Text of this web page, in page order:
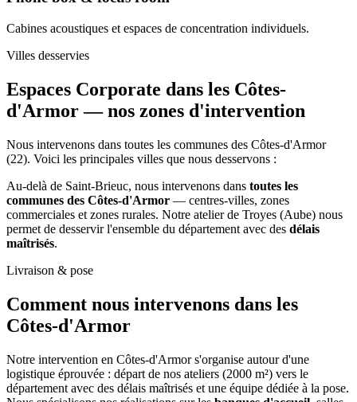
Cabines acoustiques et espaces de concentration individuels.
Villes desservies
Espaces Corporate dans les Côtes-
d'Armor —nos zones d'intervention
Nous intervenons dans toutes les communes des Côtes-d'Armor
(22). Voici les principales villes que nous desservons :
Au-delà de Saint-Brieuc, nous intervenons dans toutes les
communes des Côtes-d'Armor — centres-villes, zones
commerciales et zones rurales. Notre atelier de Troyes (Aube) nous
permet de desservir l'ensemble du département avec des délais
maîtrisés.
Livraison & pose
Comment nous intervenons dans les
Côtes-d'Armor
Notre intervention en Côtes-d'Armor s'organise autour d'une
logistique éprouvée : départ de nos ateliers (2000 m²) vers le
département avec des délais maîtrisés et une équipe dédiée à la pose.